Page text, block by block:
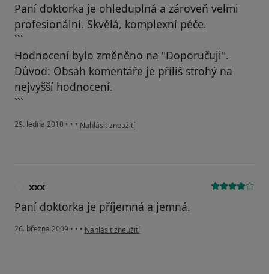
Paní doktorka je ohleduplná a zároveň velmi
profesionální. Skvělá, komplexní péče.
```
Hodnocení bylo změněno na "Doporučuji".
Důvod: Obsah komentáře je příliš strohý na
nejvyšší hodnocení.
```
29. ledna 2010 • • • podle názoru uživatele Pacient
Nahlásit zneužití
xxx
Paní doktorka je příjemná a jemná.
26. března 2009 • • • podle názoru uživatele xxx
Nahlásit zneužití